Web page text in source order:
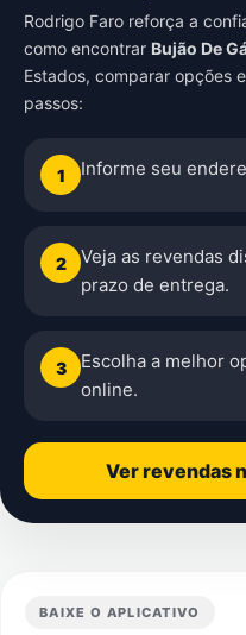
Rodrigo Faro reforça a
como encontrar Bujão De
Estados, comparar opções
passos:
1 Informe seu
2
Veja as revendas
prazo de entrega.
3
Escolha a melhor
online.
Ver revendas
BAIXE O APLICATIVO